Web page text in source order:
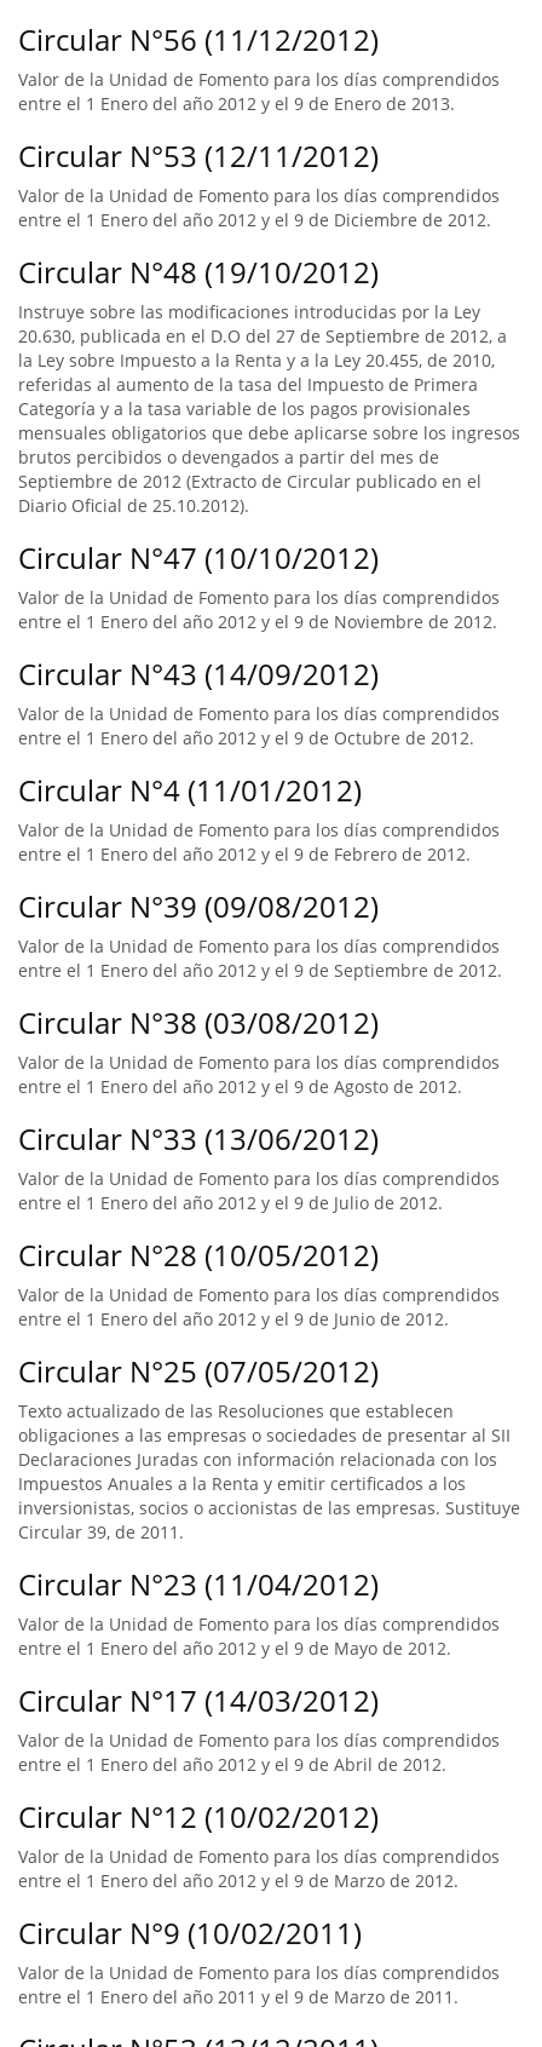
Circular N°56 (11/12/2012)
Valor de la Unidad de Fomento para los días comprendidos
entre el 1 Enero del año 2012 y el 9 de Enero de 2013.
Circular N°53 (12/11/2012)
Valor de la Unidad de Fomento para los días comprendidos
entre el 1 Enero del año 2012 y el 9 de Diciembre de 2012.
Circular N°48 (19/10/2012)
Instruye sobre las modificaciones introducidas por la Ley
20.630, publicada en el D.O del 27 de Septiembre de 2012, a
la Ley sobre Impuesto a la Renta y a la Ley 20.455, de 2010,
referidas al aumento de la tasa del Impuesto de Primera
Categoría y a la tasa variable de los pagos provisionales
mensuales obligatorios que debe aplicarse sobre los ingresos
brutos percibidos o devengados a partir del mes de
Septiembre de 2012 (Extracto de Circular publicado en el
Diario Oficial de 25.10.2012).
Circular N°47 (10/10/2012)
Valor de la Unidad de Fomento para los días comprendidos
entre el 1 Enero del año 2012 y el 9 de Noviembre de 2012.
Circular N°43 (14/09/2012)
Valor de la Unidad de Fomento para los días comprendidos
entre el 1 Enero del año 2012 y el 9 de Octubre de 2012.
Circular N°4 (11/01/2012)
Valor de la Unidad de Fomento para los días comprendidos
entre el 1 Enero del año 2012 y el 9 de Febrero de 2012.
Circular N°39 (09/08/2012)
Valor de la Unidad de Fomento para los días comprendidos
entre el 1 Enero del año 2012 y el 9 de Septiembre de 2012.
Circular N°38 (03/08/2012)
Valor de la Unidad de Fomento para los días comprendidos
entre el 1 Enero del año 2012 y el 9 de Agosto de 2012.
Circular N°33 (13/06/2012)
Valor de la Unidad de Fomento para los días comprendidos
entre el 1 Enero del año 2012 y el 9 de Julio de 2012.
Circular N°28 (10/05/2012)
Valor de la Unidad de Fomento para los días comprendidos
entre el 1 Enero del año 2012 y el 9 de Junio de 2012.
Circular N°25 (07/05/2012)
Texto actualizado de las Resoluciones que establecen
obligaciones a las empresas o sociedades de presentar al SII
Declaraciones Juradas con información relacionada con los
Impuestos Anuales a la Renta y emitir certificados a los
inversionistas, socios o accionistas de las empresas. Sustituye
Circular 39, de 2011.
Circular N°23 (11/04/2012)
Valor de la Unidad de Fomento para los días comprendidos
entre el 1 Enero del año 2012 y el 9 de Mayo de 2012.
Circular N°17 (14/03/2012)
Valor de la Unidad de Fomento para los días comprendidos
entre el 1 Enero del año 2012 y el 9 de Abril de 2012.
Circular N°12 (10/02/2012)
Valor de la Unidad de Fomento para los días comprendidos
entre el 1 Enero del año 2012 y el 9 de Marzo de 2012.
Circular N°9 (10/02/2011)
Valor de la Unidad de Fomento para los días comprendidos
entre el 1 Enero del año 2011 y el 9 de Marzo de 2011.